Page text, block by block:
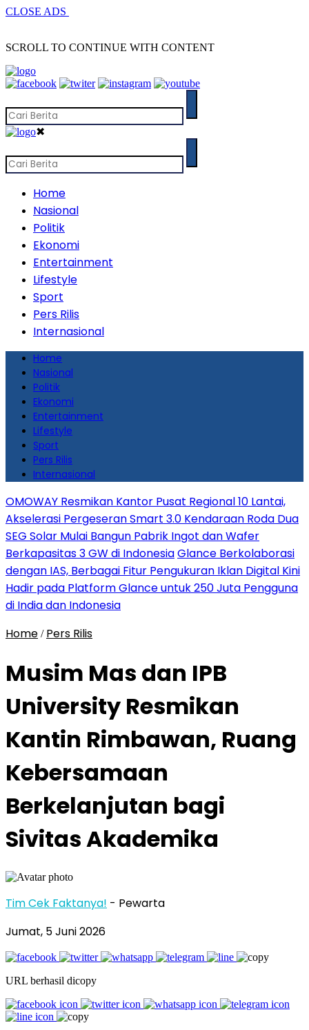
CLOSE ADS
SCROLL TO CONTINUE WITH CONTENT
✖
Home
Nasional
Politik
Ekonomi
Entertainment
Lifestyle
Sport
Pers Rilis
Internasional
Home
Nasional
Politik
Ekonomi
Entertainment
Lifestyle
Sport
Pers Rilis
Internasional
OMOWAY Resmikan Kantor Pusat Regional 10 Lantai,
Akselerasi Pergeseran Smart 3.0 Kendaraan Roda Dua
SEG Solar Mulai Bangun Pabrik Ingot dan Wafer
Berkapasitas 3 GW di IndonesiaGlance Berkolaborasi
dengan IAS, Berbagai Fitur Pengukuran Iklan Digital Kini
Hadir pada Platform Glance untuk 250 Juta Pengguna
di India dan Indonesia
Home / Pers Rilis
Musim Mas dan IPB
University Resmikan
Kantin Rimbawan, Ruang
Kebersamaan
Berkelanjutan bagi
Sivitas Akademika
Tim Cek Faktanya! - Pewarta
Jumat, 5 Juni 2026
URL berhasil dicopy